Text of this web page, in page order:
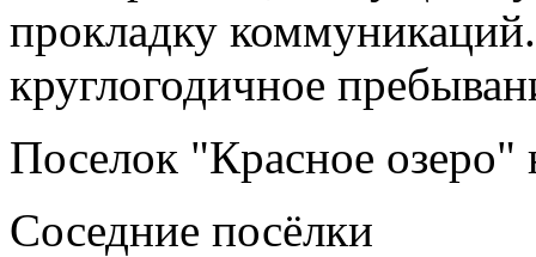
прокладку
круглогодичное
Поселок "Красное озеро"
Соседние посёлки